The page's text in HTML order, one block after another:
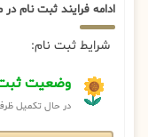
ادامه فرایند ثبت نام
شرایط ثبت نام:
وضعیت ثبت
در حال تکمیل